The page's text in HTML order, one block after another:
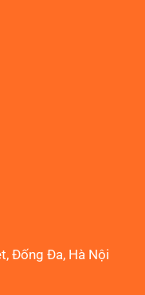
Đống Đa, Hà Nội